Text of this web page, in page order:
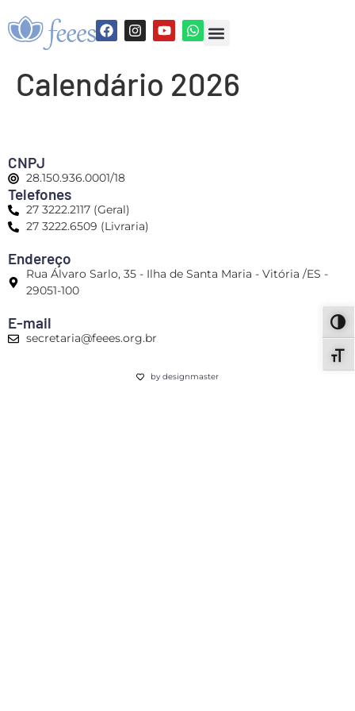
Calendário 2026
CNPJ
28.150.936.0001/18
Telefones
27 3222.2117 (Geral)
27 3222.6509 (Livraria)
Endereço
Rua Álvaro Sarlo, 35 - Ilha de Santa Maria - Vitória /ES -
29051-100
E-mail
secretaria@feees.org.br
by designmaster